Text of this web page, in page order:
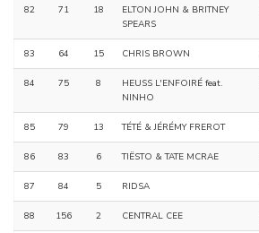
82 71 18
ELTON JOHN & BRITNEY
SPEARS
83 64 15 CHRIS BROWN
84 75 8
HEUSS L'ENFOIRÉ feat.
NINHO
85 79 13 TÉTÉ & JÉRÉMY FREROT
86 83 6 TIËSTO & TATE MCRAE
87 84 5 RIDSA
88 156 2 CENTRAL CEE